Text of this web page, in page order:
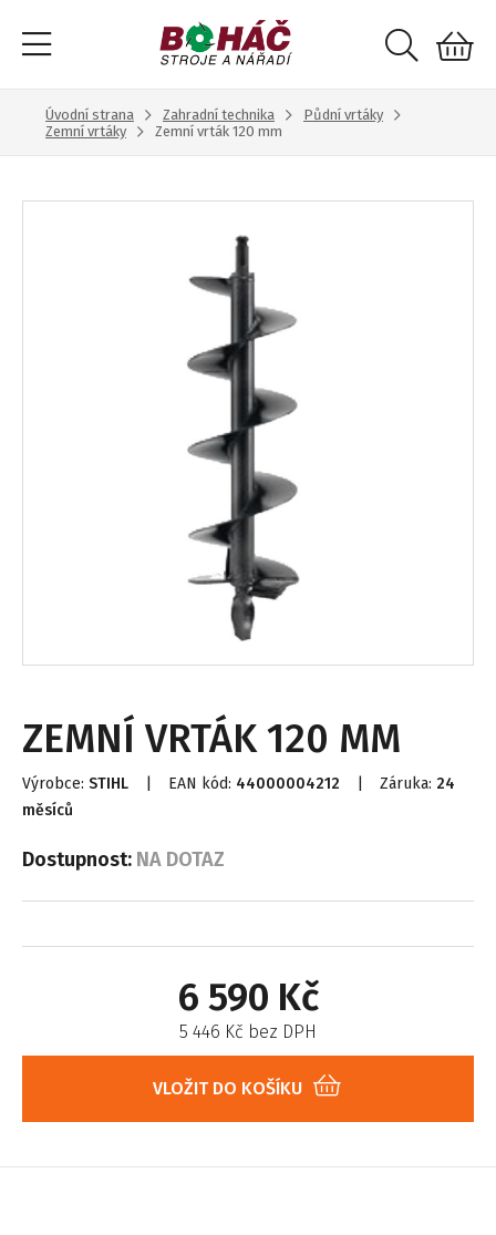
Úvodní strana Zahradní technika
Půdní vrtáky
Zemní vrtáky
Zemní vrták 120 mm
ZEMNÍ VRTÁK 120 MM
Výrobce: STIHL EAN kód: 44000004212 Záruka: 24
měsíců
Dostupnost: NA DOTAZ
6 590 Kč
5 446 Kč bez DPH
VLOŽIT DO KOŠÍKU